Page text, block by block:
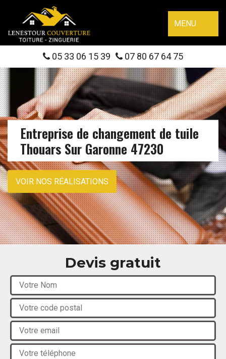
MENU
05 33 06 15 39 07 80 67 64 75
Entreprise de changement de tuile
Thouars Sur Garonne 47230
VOIR NOS RÉALISATIONS
Devis gratuit